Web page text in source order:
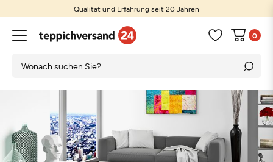
Qualität und Erfahrung seit 20 Jahren
0